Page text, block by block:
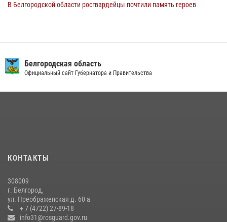
В Белгородской области росгвардейцы почтили память героев
подготовке спецподразделения в эфире радио «России - Белгород»
22 июля 2026, 14:36
Росгвардейцы провели урок безопасности для воспитанников
Старооскольского военно-патриотического клуба
10 июля 2026, 06:30
Белгородская область
Официальный сайт Губернатора и Правительства
КОНТАКТЫ
308009
г. Белгород,
ул. Преображенская д. 60 а
+ 7 (4722) 27-89-18
info31@rosguard.gov.ru